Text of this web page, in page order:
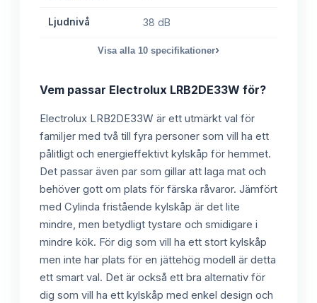
Ljudnivå 38 dB
Visa alla 10 specifikationer›
Vem passar Electrolux LRB2DE33W för?
Electrolux LRB2DE33W är ett utmärkt val för
familjer med två till fyra personer som vill ha ett
pålitligt och energieffektivt kylskåp för hemmet.
Det passar även par som gillar att laga mat och
behöver gott om plats för färska råvaror. Jämfört
med Cylinda fristående kylskåp är det lite
mindre, men betydligt tystare och smidigare i
mindre kök. För dig som vill ha ett stort kylskåp
men inte har plats för en jättehög modell är detta
ett smart val. Det är också ett bra alternativ för
dig som vill ha ett kylskåp med enkel design och